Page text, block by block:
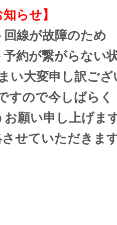
らせ】
線が故障のため
約が繋がらない状
い大変申し訳ござ
すので今しばらく
願い申し上げます
せていただきます